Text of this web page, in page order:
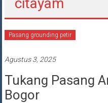
Pasang grounding petir
Agustus 3, 2025
Tukang Pasang
Bogor